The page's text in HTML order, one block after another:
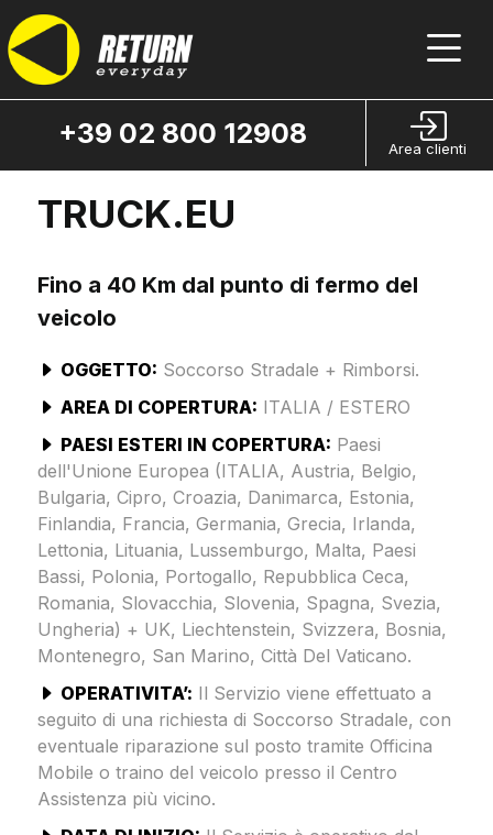
+39 02 800 12908 Area clienti
TRUCK.EU
Fino a 40 Km dal punto di fermo del
veicolo
OGGETTO: Soccorso Stradale + Rimborsi.
AREA DI COPERTURA: ITALIA / ESTERO
PAESI ESTERI IN COPERTURA: Paesi
dell'Unione Europea (ITALIA, Austria, Belgio,
Bulgaria, Cipro, Croazia, Danimarca, Estonia,
Finlandia, Francia, Germania, Grecia, Irlanda,
Lettonia, Lituania, Lussemburgo, Malta, Paesi
Bassi, Polonia, Portogallo, Repubblica Ceca,
Romania, Slovacchia, Slovenia, Spagna, Svezia,
Ungheria) + UK, Liechtenstein, Svizzera, Bosnia,
Montenegro, San Marino, Città Del Vaticano.
OPERATIVITA’: Il Servizio viene effettuato a
seguito di una richiesta di Soccorso Stradale, con
eventuale riparazione sul posto tramite Officina
Mobile o traino del veicolo presso il Centro
Assistenza più vicino.